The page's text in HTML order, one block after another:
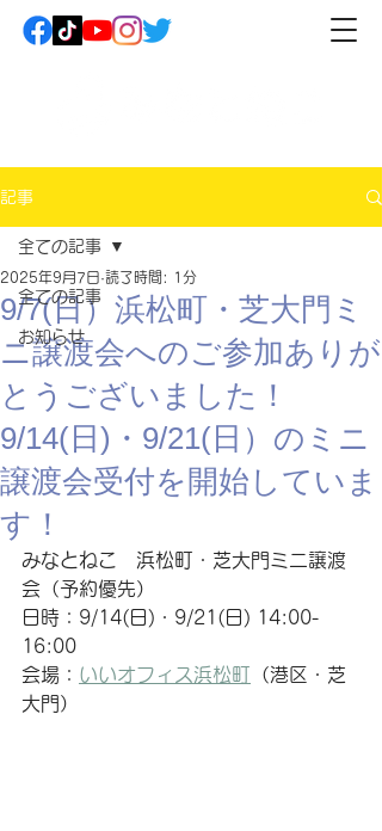
記事
全ての記事
お知らせ
全ての記事
9/7(日）浜松町・芝大門ミ
ニ譲渡会へのご参加ありが
とうございました！
9/14(日)・9/21(日）のミニ
譲渡会受付を開始していま
す！
2025年9月7日 読了時間: 1分
みなとねこ 浜松町・芝大門ミニ譲渡
会 （予約優先）
日時：9/14(日)・9/21(日) 14:00-
16:00
会場： いいオフィス浜松町
（港区・芝
大門）